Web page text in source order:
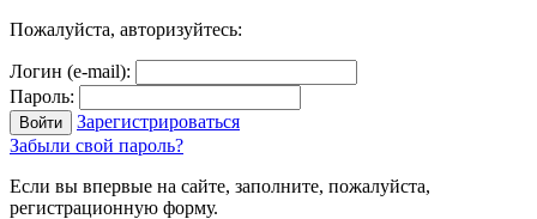
Пожалуйста, авторизуйтесь:
Логин (e-mail):
Пароль:
Зарегистрироваться
Забыли свой пароль?
Если вы впервые на сайте, заполните, пожалуйста,
регистрационную форму.